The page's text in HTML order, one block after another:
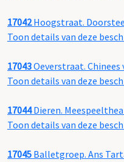
17042Hoogstraat.
Toon details van deze
17043Oeverstraat. Chinees
Toon details van deze
17044Dieren.
Toon details van deze
17045 Balletgroep. Ans